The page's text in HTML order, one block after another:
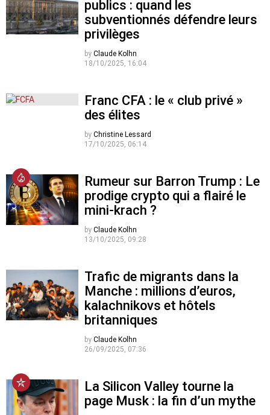
publics : quand les
subventionnés défendre leurs
privilèges
by Claude Kolhn
18/10/2025, 16:04
Franc CFA : le « club privé »
des élites
by Christine Lessard
17/10/2025, 06:14
Rumeur sur Barron Trump : Le
prodige crypto qui a flairé le
mini-krach ?
by Claude Kolhn
13/10/2025, 09:28
Trafic de migrants dans la
Manche : millions d’euros,
kalachnikovs et hôtels
britanniques
by Claude Kolhn
26/09/2025, 07:36
La Silicon Valley tourne la
page Musk : la fin d’un mythe